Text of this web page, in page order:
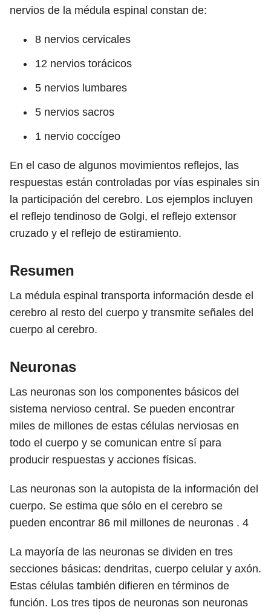
nervios de la médula espinal constan de:
8 nervios cervicales
12 nervios torácicos
5 nervios lumbares
5 nervios sacros
1 nervio coccígeo
En el caso de algunos movimientos reflejos, las
respuestas están controladas por vías espinales sin
la participación del cerebro. Los ejemplos incluyen
el reflejo tendinoso de Golgi, el reflejo extensor
cruzado y el reflejo de estiramiento.
Resumen
La médula espinal transporta información desde el
cerebro al resto del cuerpo y transmite señales del
cuerpo al cerebro.
Neuronas
Las neuronas son los componentes básicos del
sistema nervioso central. Se pueden encontrar
miles de millones de estas células nerviosas en
todo el cuerpo y se comunican entre sí para
producir respuestas y acciones físicas.
Las neuronas son la autopista de la información del
cuerpo. Se estima que sólo en el cerebro se
pueden encontrar 86 mil millones de neuronas . 4
La mayoría de las neuronas se dividen en tres
secciones básicas: dendritas, cuerpo celular y axón.
Estas células también difieren en términos de
función. Los tres tipos de neuronas son neuronas